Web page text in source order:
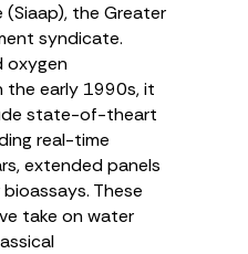
(Siaap), the Greater
syndicate.
oxygen
the early 1990s, it
state-of-theart
real-time
extended panels
These
take on water